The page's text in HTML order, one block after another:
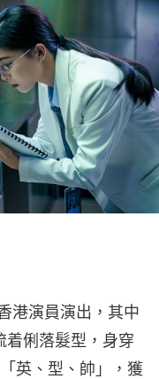
港演員演出，其中
着俐落髮型，身穿
英、型、帥」，獲